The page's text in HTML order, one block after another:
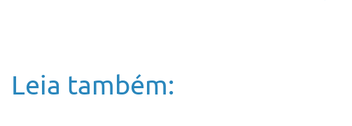
Leia também: